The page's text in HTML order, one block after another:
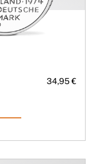
34,95 €